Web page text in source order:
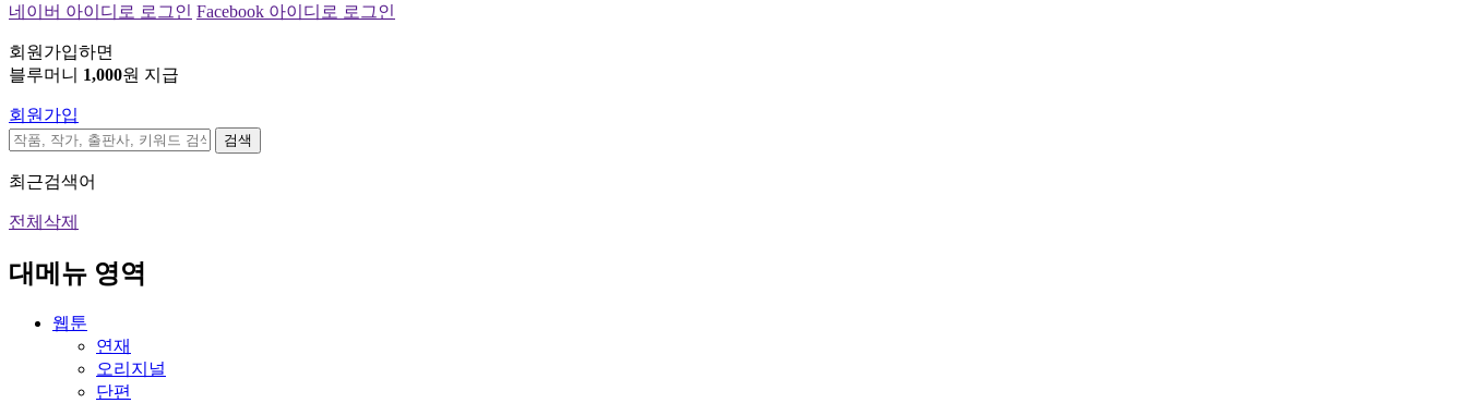
네이버 아이디로 로그인 Facebook 아이디로 로그인
회원가입하면
블루머니 1,000원 지급
회원가입
검색
최근검색어
전체삭제
대메뉴 영역
웹툰
연재
오리지널
단편